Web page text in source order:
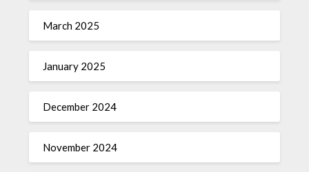
March 2025
January 2025
December 2024
November 2024